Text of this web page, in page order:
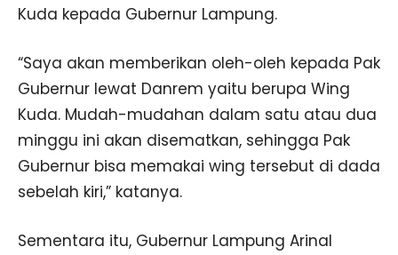
Kuda kepada Gubernur Lampung.
“Saya akan memberikan oleh-oleh kepada Pak
Gubernur lewat Danrem yaitu berupa Wing
Kuda. Mudah-mudahan dalam satu atau dua
minggu ini akan disematkan, sehingga Pak
Gubernur bisa memakai wing tersebut di dada
sebelah kiri,” katanya.
Sementara itu, Gubernur Lampung Arinal